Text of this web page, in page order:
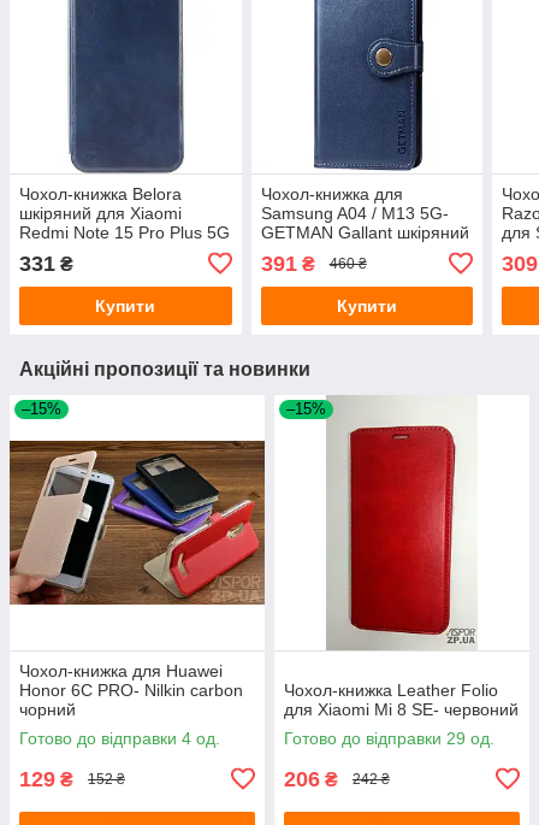
Чохол-книжка Belora
шкіряний для Xiaomi
Redmi Note 15 Pro Plus 5G
синій
331 ₴
Купити
Чохол-книжка для
Samsung A04 / M13 5G-
GETMAN Gallant шкіряний
391₴ 460 ₴
Купити
для
309
Акційні пропозиції та новинки
–15%
Чохол-книжка для Huawei
Honor 6C PRO- Nilkin carbon
чорний
Готово до відправки 4 од.
129 ₴ 152 ₴
–15%
Чохол-книжка Leather Folio
для Xiaomi Mi 8 SE- червоний
Готово до відправки 29 од.
206 ₴ 242 ₴